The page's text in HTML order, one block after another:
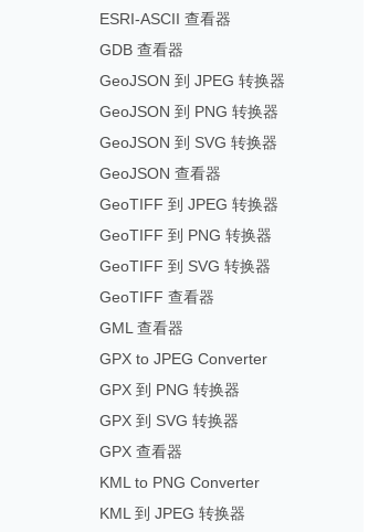
ESRI-ASCII 查看器
GDB 查看器
GeoJSON 到 JPEG 转换器
GeoJSON 到 PNG 转换器
GeoJSON 到 SVG 转换器
GeoJSON 查看器
GeoTIFF 到 JPEG 转换器
GeoTIFF 到 PNG 转换器
GeoTIFF 到 SVG 转换器
GeoTIFF 查看器
GML 查看器
GPX to JPEG Converter
GPX 到 PNG 转换器
GPX 到 SVG 转换器
GPX 查看器
KML to PNG Converter
KML 到 JPEG 转换器